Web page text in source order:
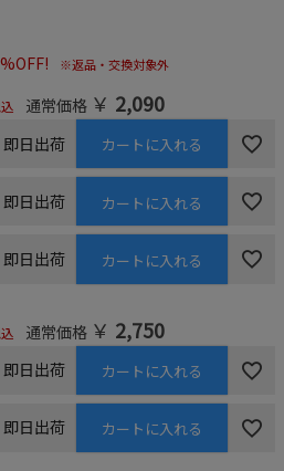
※返品・交換対象外
通常価格 ￥ 2,090
即日出荷 カートに入れる
即日出荷 カートに入れる
即日出荷 カートに入れる
通常価格 ￥ 2,750
即日出荷 カートに入れる
即日出荷 カートに入れる